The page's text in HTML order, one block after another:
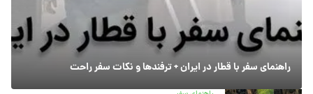
راهنمای سفر با قطار در ایران + ترفندها و نکات سفر راحت